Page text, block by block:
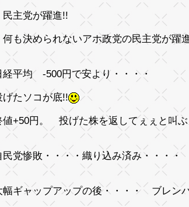
主党が躍進!!
も決められないアホ政党の民主党が躍
平均 -500円で安より・・・・
たソコが底!!
値+50円。 投げた株を返してぇぇと叫
党惨敗・・・・織り込み済み・・・・
ギャップアップの後・・・・ ブレン